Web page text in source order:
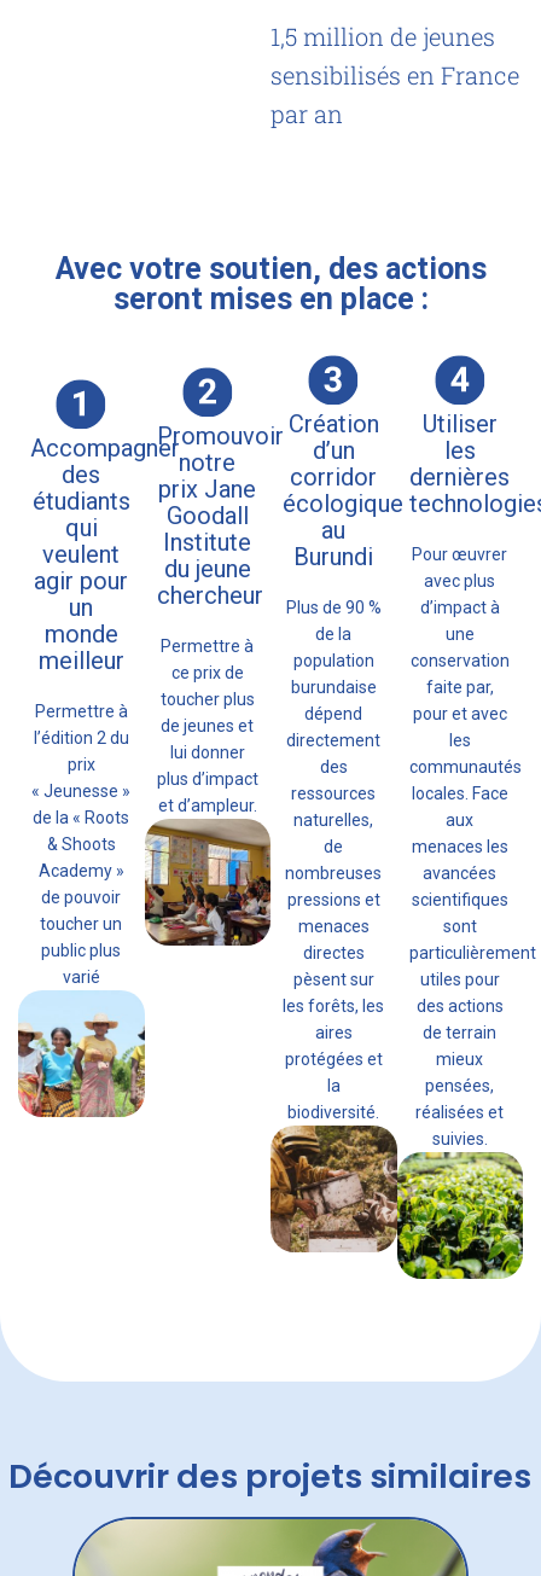
1,5 million de jeunes
sensibilisés en France
par an
Avec votre soutien, des actions
seront mises en place :
Accompagner
des
étudiants
qui
veulent
agir pour
un
monde
meilleur
Permettre à
l’édition 2 du
prix
« Jeunesse »
de la « Roots
& Shoots
Academy »
de pouvoir
toucher un
public plus
varié
Promouvoir
notre
prix Jane
Goodall
Institute
du jeune
chercheur
Permettre à
ce prix de
toucher plus
de jeunes et
lui donner
plus d’impact
et d’ampleur.
Création
d’un
corridor
écologique
au
Burundi
Plus de 90 %
de la
population
burundaise
dépend
directement
des
ressources
naturelles,
de
nombreuses
pressions et
menaces
directes
pèsent sur
les forêts, les
aires
protégées et
la
biodiversité.
Utiliser
les
dernières
Pour œuvrer
avec plus
d’impact à
une
conservation
faite par,
pour et avec
les
communautés
locales. Face
aux
menaces les
avancées
scientifiques
sont
particulièrement
utiles pour
des actions
de terrain
mieux
pensées,
réalisées et
suivies.
Découvrir des projets similaires